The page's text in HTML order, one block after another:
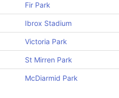
Fir Park
Ibrox Stadium
Victoria Park
St Mirren Park
McDiarmid Park